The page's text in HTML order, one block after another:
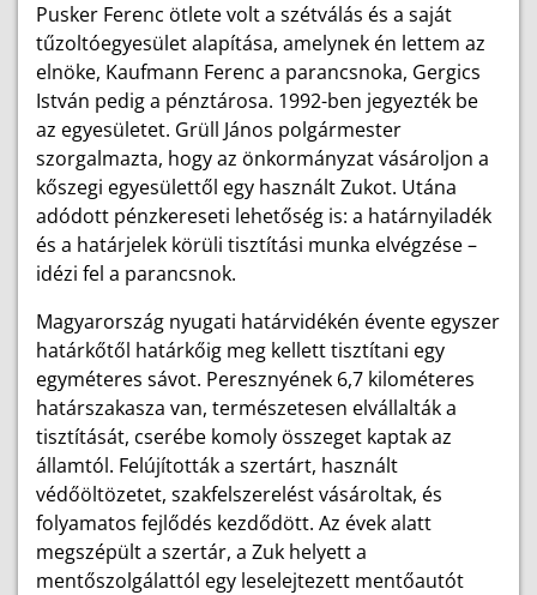
Pusker Ferenc ötlete volt a szétválás és a saját
tűzoltóegyesület alapítása, amelynek én lettem az
elnöke, Kaufmann Ferenc a parancsnoka, Gergics
István pedig a pénztárosa. 1992-ben jegyezték be
az egyesületet. Grüll János polgármester
szorgalmazta, hogy az önkormányzat vásároljon a
kőszegi egyesülettől egy használt Zukot. Utána
adódott pénzkereseti lehetőség is: a határnyiladék
és a határjelek körüli tisztítási munka elvégzése –
idézi fel a parancsnok.
Magyarország nyugati határvidékén évente egyszer
határkőtől határkőig meg kellett tisztítani egy
egyméteres sávot. Peresznyének 6,7 kilométeres
határszakasza van, természetesen elvállalták a
tisztítását, cserébe komoly összeget kaptak az
államtól. Felújították a szertárt, használt
védőöltözetet, szakfelszerelést vásároltak, és
folyamatos fejlődés kezdődött. Az évek alatt
megszépült a szertár, a Zuk helyett a
mentőszolgálattól egy leselejtezett mentőautót